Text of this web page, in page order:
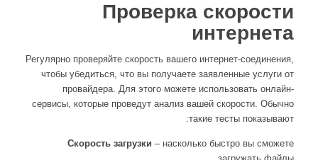
Проверка скорости
интернета
Регулярно проверяйте скорость вашего интернет-соединения,
чтобы убедиться, что вы получаете заявленные услуги от
провайдера. Для этого можете использовать онлайн-
сервисы, которые проведут анализ вашей скорости. Обычно
такие тесты показывают:
Скорость загрузки – насколько быстро вы сможете